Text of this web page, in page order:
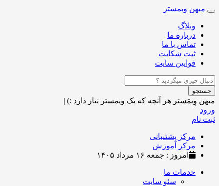
Toggle
navigation
میهن وبمستر
وبلاگ
درباره ما
تماس با ما
ثبت شکایت
قوانین سایت
جستجو
میهن وِبمَستر هر آنچه که یک وبمستر نیاز دارد :) |
ورود
ثبت نام
مرکز پشتیبانی
مرکز آموزش
امروز : جمعه ۱۶ مرداد ۱۴۰۵
خدمات ما
سئو سایت